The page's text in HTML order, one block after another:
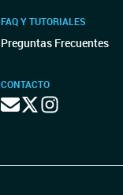
FAQ Y TUTORIALES
Preguntas Frecuentes
CONTACTO